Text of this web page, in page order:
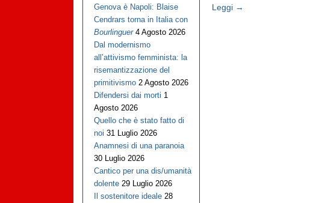
Leggi →
Genova è Napoli: Blaise
Cendrars torna in Italia con
Bourlinguer 4 Agosto 2026
Dal modernismo
all’attivismo femminista: la
risemantizzazione del
primitivismo 2 Agosto 2026
Difendersi dai morti 1
Agosto 2026
Quello che è stato fatto di
noi 31 Luglio 2026
Anamnesi di una paranoia
30 Luglio 2026
Cantico per una dis/umanità
dolente 29 Luglio 2026
Il sostenitore ideale 28